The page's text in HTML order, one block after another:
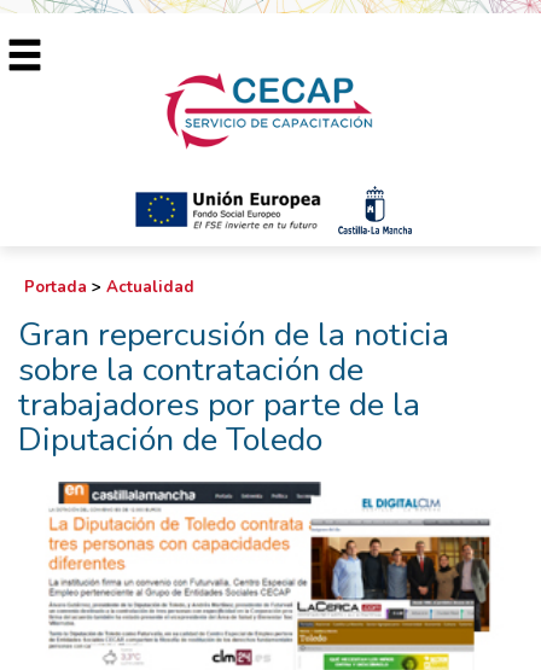
Portada > Actualidad
Gran repercusión de la noticia
sobre la contratación de
trabajadores por parte de la
Diputación de Toledo